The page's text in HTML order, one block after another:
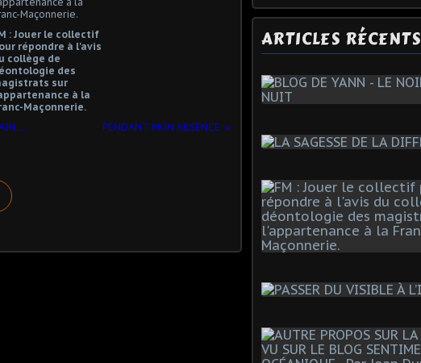
: Jouer le collectif
répondre à l'avis
collège de
des
sur
à la
Maçonnerie.
PENDANT MON ABSENCE
ARTICLES RÉCENTS